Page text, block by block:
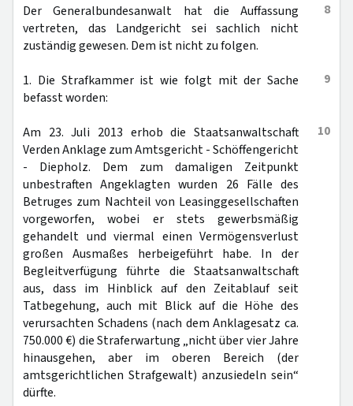
8
Der Generalbundesanwalt hat die Auffassung
vertreten, das Landgericht sei sachlich nicht
zuständig gewesen. Dem ist nicht zu folgen.
9
1. Die Strafkammer ist wie folgt mit der Sache
befasst worden:
10
Am 23. Juli 2013 erhob die Staatsanwaltschaft
Verden Anklage zum Amtsgericht - Schöffengericht
- Diepholz. Dem zum damaligen Zeitpunkt
unbestraften Angeklagten wurden 26 Fälle des
Betruges zum Nachteil von Leasinggesellschaften
vorgeworfen, wobei er stets gewerbsmäßig
gehandelt und viermal einen Vermögensverlust
großen Ausmaßes herbeigeführt habe. In der
Begleitverfügung führte die Staatsanwaltschaft
aus, dass im Hinblick auf den Zeitablauf seit
Tatbegehung, auch mit Blick auf die Höhe des
verursachten Schadens (nach dem Anklagesatz ca.
750.000 €) die Straferwartung „nicht über vier Jahre
hinausgehen, aber im oberen Bereich (der
amtsgerichtlichen Strafgewalt) anzusiedeln sein“
dürfte.